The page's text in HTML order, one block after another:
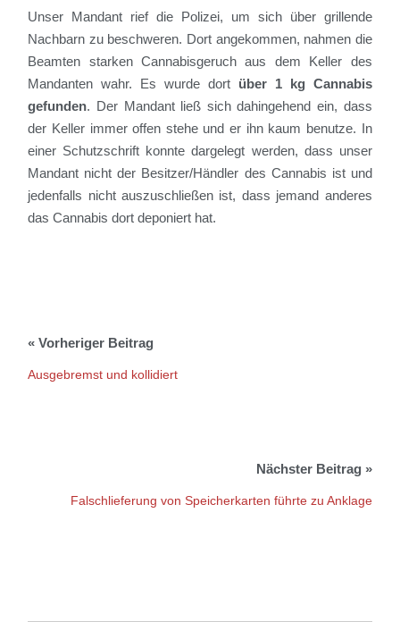
Unser Mandant rief die Polizei, um sich über grillende
Nachbarn zu beschweren. Dort angekommen, nahmen die
Beamten starken Cannabisgeruch aus dem Keller des
Mandanten wahr. Es wurde dort über 1 kg Cannabis
gefunden. Der Mandant ließ sich dahingehend ein, dass
der Keller immer offen stehe und er ihn kaum benutze. In
einer Schutzschrift konnte dargelegt werden, dass unser
Mandant nicht der Besitzer/Händler des Cannabis ist und
jedenfalls nicht auszuschließen ist, dass jemand anderes
das Cannabis dort deponiert hat.
Ausgebremst und kollidiert
Falschlieferung von Speicherkarten führte zu Anklage